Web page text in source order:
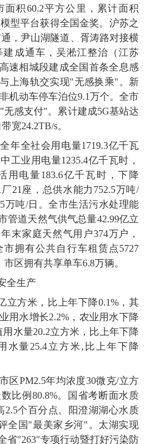
面积60.2平方公里，累计面积
型平台获得全国金奖。沪苏之
，尹山湖隧道、胥涛路对接横
成通车，吴淞江整治（江苏
速相城段建成全国首条全息感
上海轨交实现"无感换乘"。新
机动车停车泊位9.1万个。全市
"无感支付"。累计建成5G基站达
宽24.2TB/s。
年全社会用电量1719.3亿千瓦
工业用电量1235.4亿千瓦时，
用电量183.6亿千瓦时，下降
21 座，总供水能力 752.5万吨/
万吨/日。全市生活污水处理能
管道天然气供气总量42.99亿立
年末家庭天然气用户374万户，
市拥有公共自行车租赁点5727
市区拥有共享单车6.8万辆。
全生产
立方米，比上年下降0.1%，其
用水增长2.2%，农业用水下降
用水量20.2立方米，比上年下降
水量25.4立方米 ,比上年下降
区PM2.5年均浓度30微克/立方
比例 80.8%。国省考断面水质
2.5个百分点。阳澄湖湖心水质
全国"最美家乡河"。太湖实现
省"263"专项行动暨打好污染防